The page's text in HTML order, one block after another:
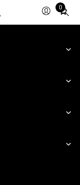
0
Total
items
cart: